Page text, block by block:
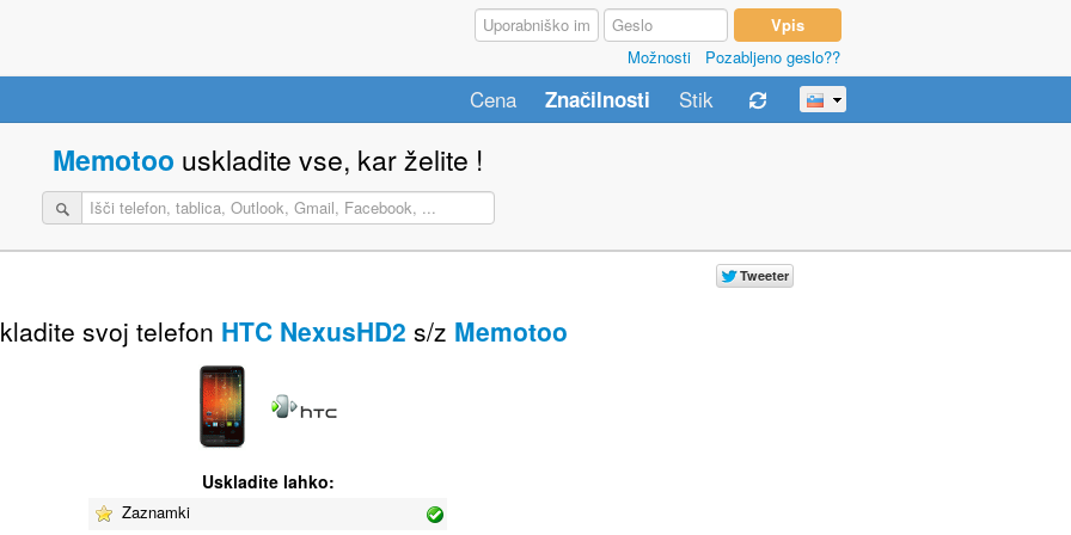
Možnosti Pozabljeno geslo??
Cena Značilnosti Stik
Memotoo uskladite vse, kar želite !
svoj telefon HTC NexusHD2 s/z Memotoo
Uskladite lahko:
Zaznamki